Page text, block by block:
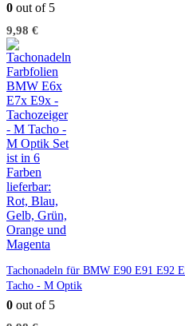
0 out of 5
9,98 €
Tachonadeln für BMW E90 E91 E92
Tacho - M Optik
0 out of 5